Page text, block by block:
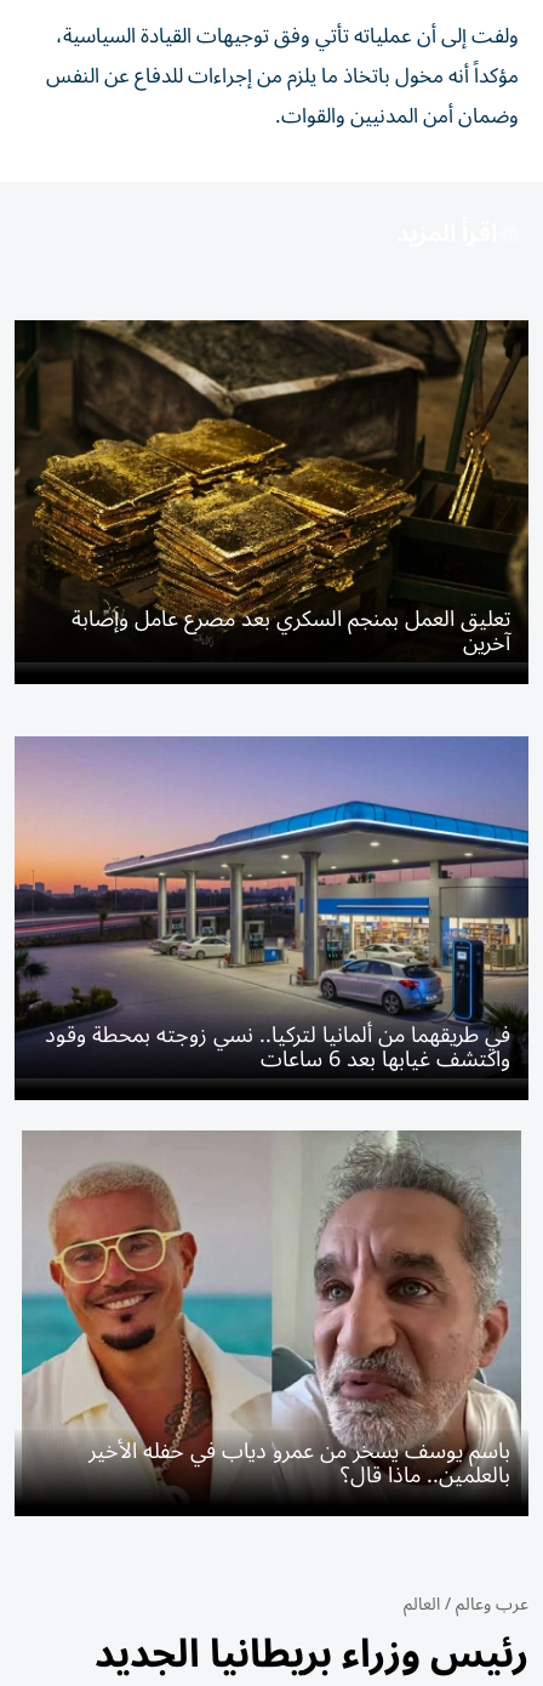
ولفت إلى أن عملياته تأتي وفق توجيهات القيادة السياسية،
مؤكداً أنه مخول باتخاذ ما يلزم من إجراءات للدفاع عن النفس
وضمان أمن المدنيين والقوات.
تعليق العمل بمنجم السكري بعد مصرع عامل وإصابة
آخرين
في طريقهما من ألمانيا لتركيا.. نسي زوجته بمحطة وقود
واكتشف غيابها بعد 6 ساعات
باسم يوسف يسخر من عمرو دياب في حفله الأخير
بالعلمين.. ماذا قال؟
عرب وعالم/العالم
رئيس وزراء بريطانيا الجديد